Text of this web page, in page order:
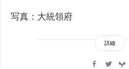
写真：大統領府
詳細